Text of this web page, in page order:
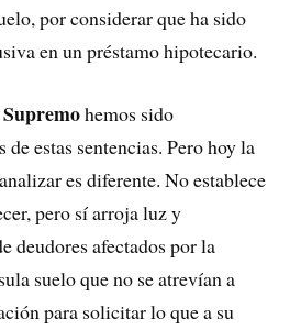
por considerar que ha sido
en un préstamo hipotecario.
hemos sido
de estas sentencias. Pero hoy la
es diferente. No establece
pero sí arroja luz y
deudores afectados por la
suelo que no se atrevían a
para solicitar lo que a su